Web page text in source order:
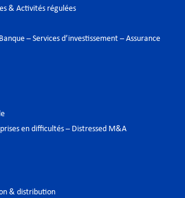
& Activités régulées
– Services d’investissement – Assurance
en difficultés – Distressed M&A
& distribution